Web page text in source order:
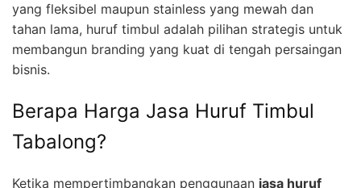
yang fleksibel maupun stainless yang mewah dan
tahan lama, huruf timbul adalah pilihan strategis untuk
membangun branding yang kuat di tengah persaingan
bisnis.
Berapa Harga Jasa Huruf Timbul
Tabalong?
Ketika mempertimbangkan penggunaan jasa huruf